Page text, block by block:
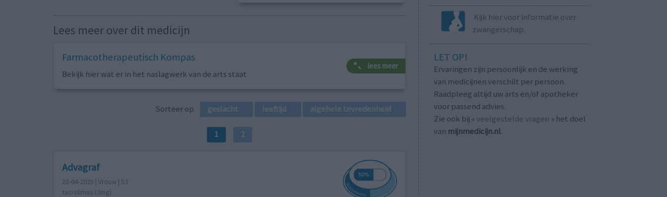
Lees meer over dit medicijn
Farmacotherapeutisch Kompas
Bekijk hier wat er in het naslagwerk van de arts staat
lees meer
Sorteer op geslacht leeftijd algehele tevredenheid
1 2
Advagraf
23-04-2025 | Vrouw | 53
tacrolimus (3mg)
Kijk hier voor informatie over
zwangerschap.
LET OP!
Ervaringen zijn persoonlijk en de werking
van medicijnen verschilt per persoon.
Raadpleeg altijd uw arts en/of apotheker
voor passend advies.
Zie ook bij « veelgestelde vragen » het doel
van mijnmedicijn.nl.